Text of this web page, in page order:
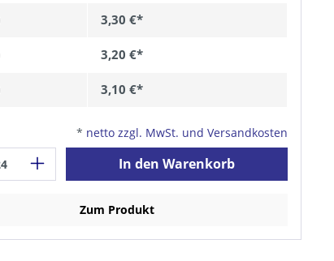
3,30 €*
3,20 €*
3,10 €*
* netto zzgl. MwSt. und Versandkosten
In den Warenkorb
Zum Produkt